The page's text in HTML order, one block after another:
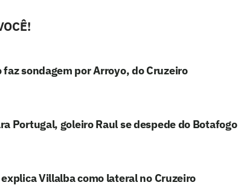
faz sondagem por Arroyo, do Cruzeiro
Portugal, goleiro Raul se despede do Botafogo
Villalba como lateral no Cruzeiro